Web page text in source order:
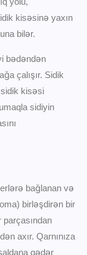
kisəsinə yaxın
bilər.
bədəndən
çalışır. Sidik
kisəsi
sidiyin
bağlanan və
birləşdirən bir
parçasından
axır. Qarnınıza
qədər